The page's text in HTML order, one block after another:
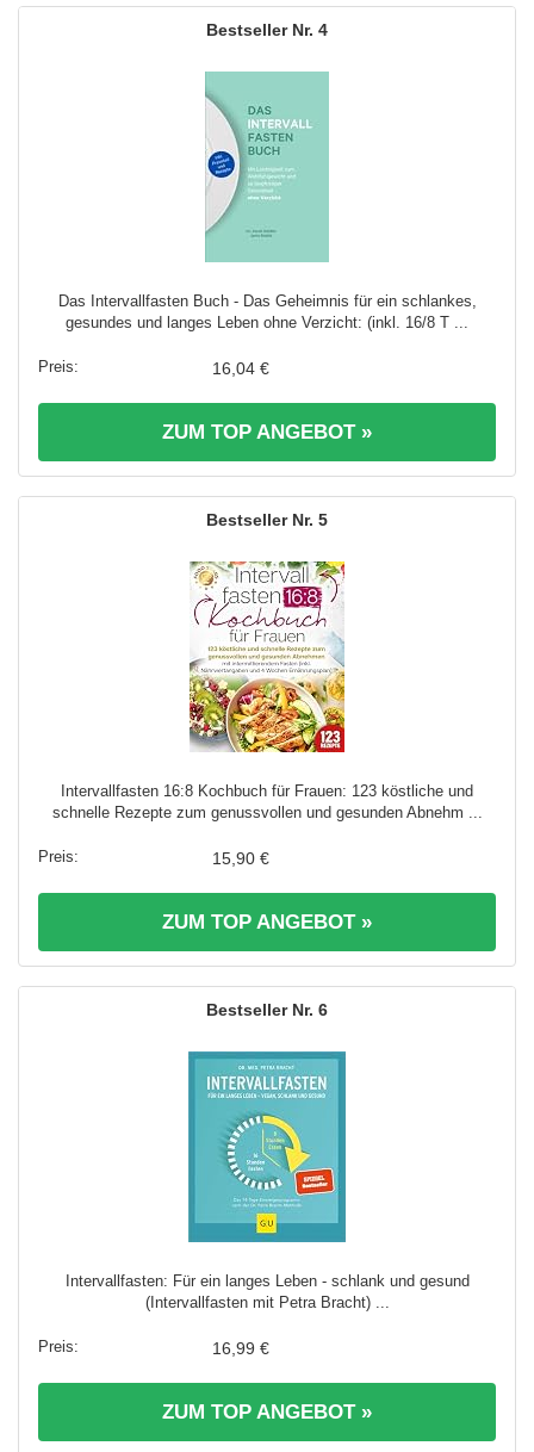
4
Das Intervallfasten Buch - Das Geheimnis für ein schlankes,
gesundes und langes Leben ohne Verzicht: (inkl. 16/8 T ...
16,04 €
ZUM TOP ANGEBOT »
5
Intervallfasten 16:8 Kochbuch für Frauen: 123 köstliche und
schnelle Rezepte zum genussvollen und gesunden Abnehm ...
15,90 €
ZUM TOP ANGEBOT »
6
Intervallfasten: Für ein langes Leben - schlank und gesund
(Intervallfasten mit Petra Bracht) ...
16,99 €
ZUM TOP ANGEBOT »